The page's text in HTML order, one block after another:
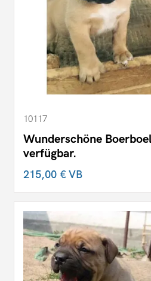
10117
Wunderschöne
verfügbar.
215,00 €VB